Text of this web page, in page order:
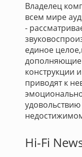
Владелец
всем мире
-
единое
дополняющие
конструкции
приводят к
Hi-Fi